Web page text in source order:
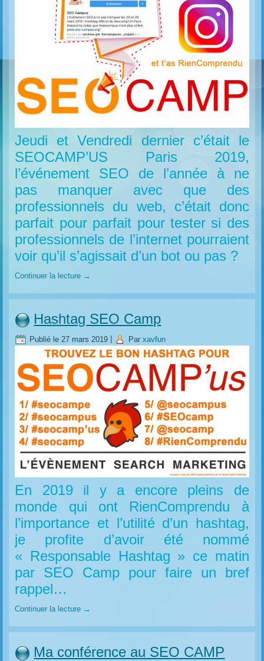
Jeudi et Vendredi dernier c’était le
SEOCAMP’US Paris 2019,
l’événement SEO de l’année à ne
pas manquer avec que des
professionnels du web, c’était donc
parfait pour parfait pour tester si des
professionnels de l’internet pourraient
voir qu’il s’agissait d’un bot ou pas ?
Continuer la lecture →
Hashtag SEO Camp
Publié le 27 mars 2019 Par xavfun
En 2019 il y a encore pleins de
monde qui ont RienComprendu à
l’importance et l’utilité d’un hashtag,
je profite d’avoir été nommé
« Responsable Hashtag » ce matin
par SEO Camp pour faire un bref
rappel…
Continuer la lecture →
Ma conférence au SEO CAMP